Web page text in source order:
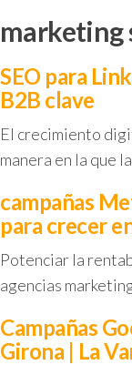
marketing
SEO para
B2B clave
El crecimiento
manera en la que
campañas
para crecer
Potenciar la
agencias
Campañas
Girona | La